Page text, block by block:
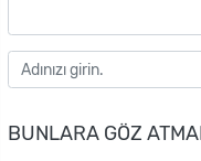
BUNLARA GÖZ